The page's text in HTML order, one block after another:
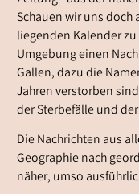
Schauen wir uns doch
liegenden Kalender
Umgebung einen
Gallen, dazu die
Jahren verstorben
der Sterbefälle und
Die Nachrichten aus
Geographie nach
näher, umso